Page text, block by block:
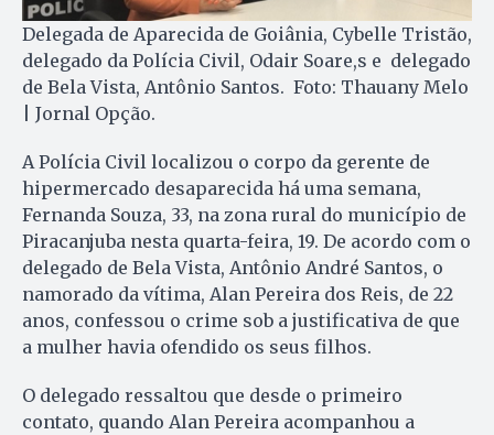
Delegada de Aparecida de Goiânia, Cybelle Tristão,
delegado da Polícia Civil, Odair Soare,s e delegado
de Bela Vista, Antônio Santos. Foto: Thauany Melo
| Jornal Opção.
A Polícia Civil localizou o corpo da gerente de
hipermercado desaparecida há uma semana,
Fernanda Souza, 33, na zona rural do município de
Piracanjuba nesta quarta-feira, 19. De acordo com o
delegado de Bela Vista, Antônio André Santos, o
namorado da vítima, Alan Pereira dos Reis, de 22
anos, confessou o crime sob a justificativa de que
a mulher havia ofendido os seus filhos.
O delegado ressaltou que desde o primeiro
contato, quando Alan Pereira acompanhou a